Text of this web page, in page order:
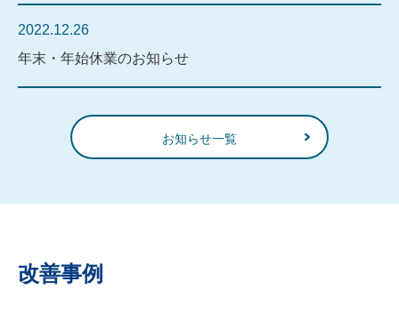
2022.12.26
年末・年始休業のお知らせ
お知らせ一覧
改善事例